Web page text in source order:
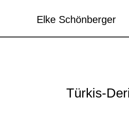
Elke Schönberger
Türkis-